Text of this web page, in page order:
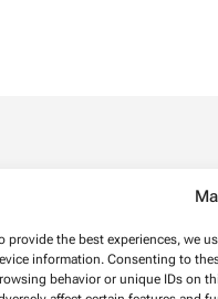
provide the best experiences, we
information. Consenting to
behavior or unique IDs on